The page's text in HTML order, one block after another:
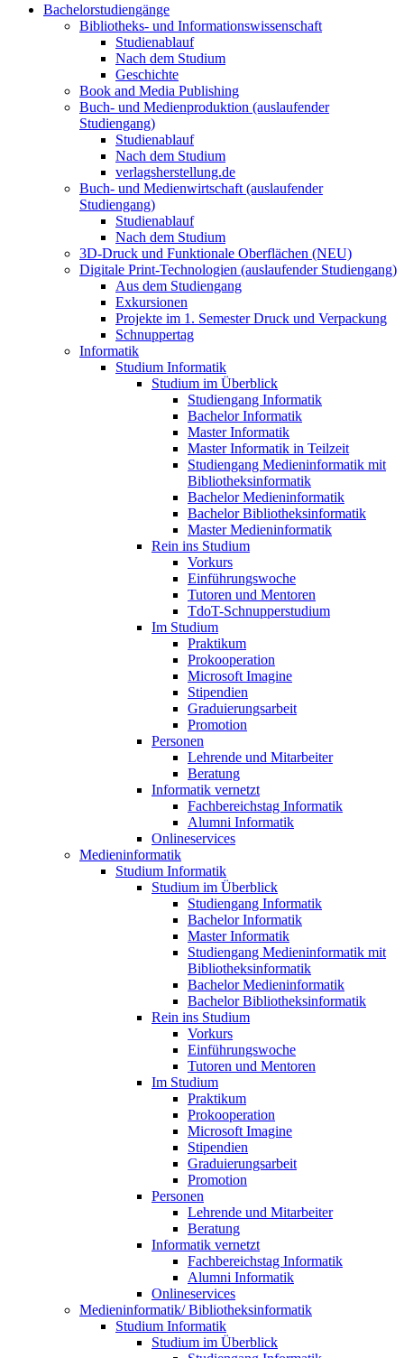
Bachelorstudiengänge
Bibliotheks- und Informationswissenschaft
Studienablauf
Nach dem Studium
Geschichte
Book and Media Publishing
Buch- und Medienproduktion (auslaufender
Studiengang)
Studienablauf
Nach dem Studium
verlagsherstellung.de
Buch- und Medienwirtschaft (auslaufender
Studiengang)
Studienablauf
Nach dem Studium
3D-Druck und Funktionale Oberflächen (NEU)
Digitale Print-Technologien (auslaufender Studiengang)
Aus dem Studiengang
Exkursionen
Projekte im 1. Semester Druck und Verpackung
Schnuppertag
Informatik
Studium Informatik
Studium im Überblick
Studiengang Informatik
Bachelor Informatik
Master Informatik
Master Informatik in Teilzeit
Studiengang Medieninformatik mit
Bibliotheksinformatik
Bachelor Medieninformatik
Bachelor Bibliotheksinformatik
Master Medieninformatik
Rein ins Studium
Vorkurs
Einführungswoche
Tutoren und Mentoren
TdoT-Schnupperstudium
Im Studium
Praktikum
Prokooperation
Microsoft Imagine
Stipendien
Graduierungsarbeit
Promotion
Personen
Lehrende und Mitarbeiter
Beratung
Informatik vernetzt
Fachbereichstag Informatik
Alumni Informatik
Onlineservices
Medieninformatik
Studium Informatik
Studium im Überblick
Studiengang Informatik
Bachelor Informatik
Master Informatik
Studiengang Medieninformatik mit
Bibliotheksinformatik
Bachelor Medieninformatik
Bachelor Bibliotheksinformatik
Rein ins Studium
Vorkurs
Einführungswoche
Tutoren und Mentoren
Im Studium
Praktikum
Prokooperation
Microsoft Imagine
Stipendien
Graduierungsarbeit
Promotion
Personen
Lehrende und Mitarbeiter
Beratung
Informatik vernetzt
Fachbereichstag Informatik
Alumni Informatik
Onlineservices
Medieninformatik/ Bibliotheksinformatik
Studium Informatik
Studium im Überblick